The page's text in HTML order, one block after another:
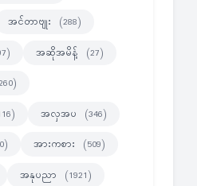
အင်တာဗျုး (288)
အဆိုအမိန့် (27)
အလှအပ (346)
အားကစား (509)
အနုပညာ (1921)